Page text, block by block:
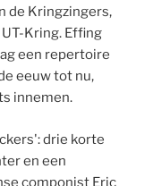
de Kringzingers,
Kring. Effing
een repertoire
eeuw tot nu,
innemen.
drie korte
en een
componist Eric